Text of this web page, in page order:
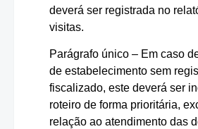
deverá ser registrada no
visitas.
Parágrafo único – Em caso
de estabelecimento sem
fiscalizado, este deverá ser
roteiro de forma prioritária,
relação ao atendimento das